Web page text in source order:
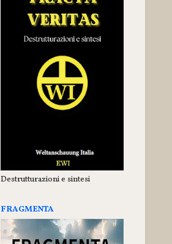
Destrutturazioni e sintesi
FRAGMENTA